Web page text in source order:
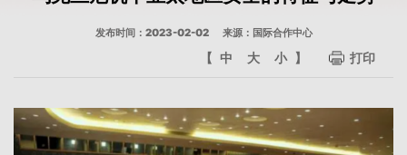
发布时间：2023-02-02 来源：国际合作中心
【 中 大 小 】 打印